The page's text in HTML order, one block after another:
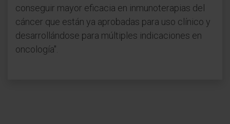
conseguir mayor eficacia en inmunoterapias del
cáncer que están ya aprobadas para uso clínico y
desarrollándose para múltiples indicaciones en
oncología".